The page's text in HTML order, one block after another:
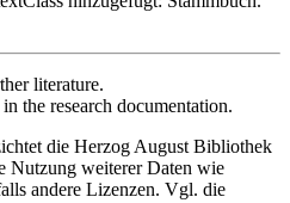
literature.
the research documentation.
die Herzog August Bibliothek
Nutzung weiterer Daten wie
andere Lizenzen. Vgl. die